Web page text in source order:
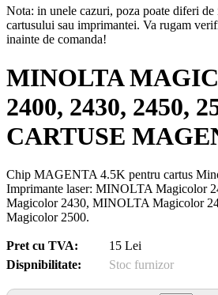
Nota: in unele cazuri, poza poate diferi de
cartusului sau imprimantei. Va rugam
inainte de comanda!
MINOLTA
2400, 2430, 2450,
CARTUSE
Chip MAGENTA 4.5K pentru cartus
Imprimante laser: MINOLTA Magicolor
Magicolor 2430, MINOLTA Magicolor
Magicolor 2500.
Pret cu TVA:
15 Lei
Dispnibilitate:
Stoc furnizor